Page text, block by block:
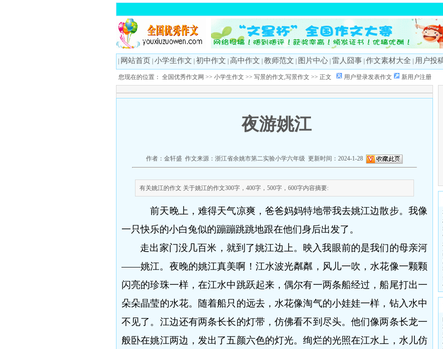
网站首页 小学生作文 初中作文 高中作文 教师范文 图片中心 雷人囧事 作文素材大全 用户投
您现在的位置： 全国优秀作文网 >> 小学生作文 >> 写景的作文,写景作文 >> 正文 用户登录发表作文 新用户注册
夜游姚江
作者：金轩盛 作文来源：浙江省余姚市第二实验小学六年级 更新时间：2024-1-28
有关姚江的作文 关于姚江的作文300字，400字，500字，600字内容摘要:
前天晚上，难得天气凉爽，爸爸妈妈特地带我去姚江边散步。我像
一只快乐的小白兔似的蹦蹦跳跳地跟在他们身后出发了。
走出家门没几百米，就到了姚江边上。映入我眼前的是我们的母亲河
——姚江。夜晚的姚江真美啊！江水波光粼粼，风儿一吹，水花像一颗颗
闪亮的珍珠一样，在江水中跳跃起来，偶尔有一两条船经过，船尾打出一
朵朵晶莹的水花。随着船只的远去，水花像淘气的小娃娃一样，钻入水中
不见了。江边还有两条长长的灯带，仿佛看不到尽头。他们像两条长龙一
般卧在姚江两边，发出了五颜六色的灯光。绚烂的光照在江水上，水儿仿